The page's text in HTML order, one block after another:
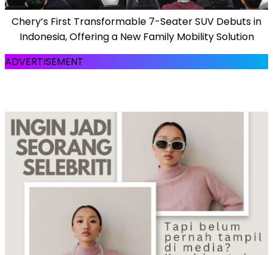
Chery’s First Transformable 7-Seater SUV Debuts in
Indonesia, Offering a New Family Mobility Solution
ADVERTISEMENT